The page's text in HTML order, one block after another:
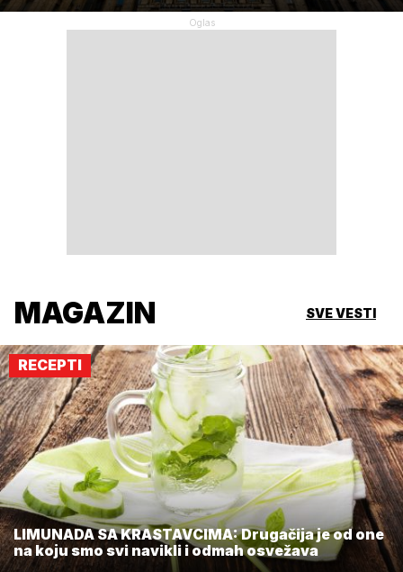
MAGAZIN SVE VESTI
RECEPTI
LIMUNADA SA KRASTAVCIMA: Drugačija je od one
na koju smo svi navikli i odmah osvežava